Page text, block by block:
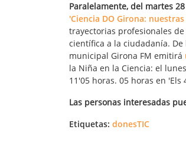
Paralelamente, del martes
'Ciencia DO Girona:
trayectorias profesionales
científica a la ciudadanía.
municipal Girona FM emitirá
la Niña en la Ciencia: el
11'05 horas. 05 horas en
Las personas interesadas
Etiquetas: donesTIC